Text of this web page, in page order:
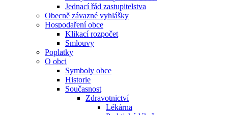
Jednací řád zastupitelstva
Obecně závazné vyhlášky
Hospodaření obce
Klikací rozpočet
Smlouvy
Poplatky
O obci
Symboly obce
Historie
Současnost
Zdravotnictví
Lékárna